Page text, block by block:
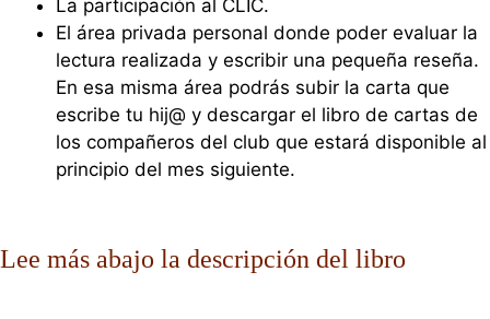
La participación al CLIC.
El área privada personal donde poder evaluar la
lectura realizada y escribir una pequeña reseña.
En esa misma área podrás subir la carta que
escribe tu hij@ y descargar el libro de cartas de
los compañeros del club que estará disponible al
principio del mes siguiente.
Lee más abajo la descripción del libro